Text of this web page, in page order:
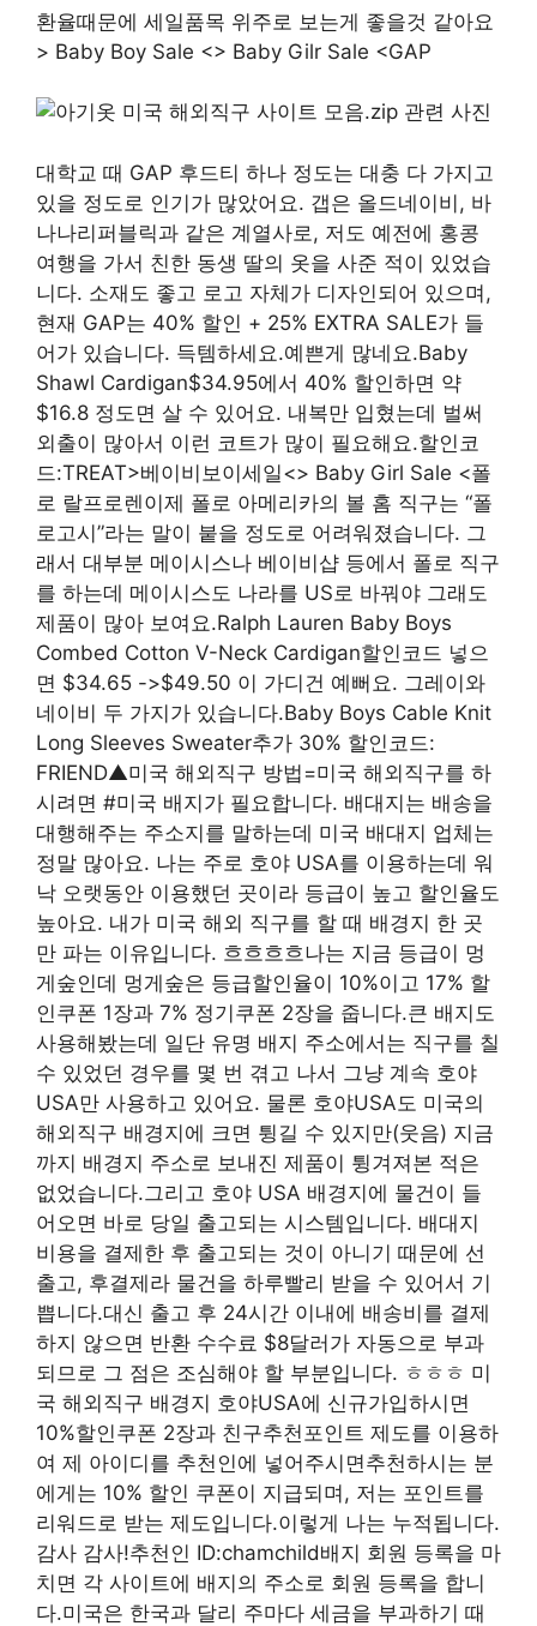
환율때문에 세일품목 위주로 보는게 좋을것 같아요
> Baby Boy Sale <> Baby Gilr Sale <GAP
대학교 때 GAP 후드티 하나 정도는 대충 다 가지고
있을 정도로 인기가 많았어요. 갭은 올드네이비, 바
나나리퍼블릭과 같은 계열사로, 저도 예전에 홍콩
여행을 가서 친한 동생 딸의 옷을 사준 적이 있었습
니다. 소재도 좋고 로고 자체가 디자인되어 있으며,
현재 GAP는 40% 할인 + 25% EXTRA SALE가 들
어가 있습니다. 득템하세요.예쁜게 많네요.Baby
Shawl Cardigan$34.95에서 40% 할인하면 약
$16.8 정도면 살 수 있어요. 내복만 입혔는데 벌써
외출이 많아서 이런 코트가 많이 필요해요.할인코
드:TREAT>베이비보이세일<> Baby Girl Sale <폴
로 랄프로렌이제 폴로 아메리카의 볼 홈 직구는 “폴
로고시”라는 말이 붙을 정도로 어려워졌습니다. 그
래서 대부분 메이시스나 베이비샵 등에서 폴로 직구
를 하는데 메이시스도 나라를 US로 바꿔야 그래도
제품이 많아 보여요.Ralph Lauren Baby Boys
Combed Cotton V-Neck Cardigan할인코드 넣으
면 $34.65 ->$49.50 이 가디건 예뻐요. 그레이와
네이비 두 가지가 있습니다.Baby Boys Cable Knit
Long Sleeves Sweater추가 30% 할인코드:
FRIEND▲미국 해외직구 방법=미국 해외직구를 하
시려면 #미국 배지가 필요합니다. 배대지는 배송을
대행해주는 주소지를 말하는데 미국 배대지 업체는
정말 많아요. 나는 주로 호야 USA를 이용하는데 워
낙 오랫동안 이용했던 곳이라 등급이 높고 할인율도
높아요. 내가 미국 해외 직구를 할 때 배경지 한 곳
만 파는 이유입니다. 흐흐흐흐나는 지금 등급이 멍
게숲인데 멍게숲은 등급할인율이 10%이고 17% 할
인쿠폰 1장과 7% 정기쿠폰 2장을 줍니다.큰 배지도
사용해봤는데 일단 유명 배지 주소에서는 직구를 칠
수 있었던 경우를 몇 번 겪고 나서 그냥 계속 호야
USA만 사용하고 있어요. 물론 호야USA도 미국의
해외직구 배경지에 크면 튕길 수 있지만(웃음) 지금
까지 배경지 주소로 보내진 제품이 튕겨져본 적은
없었습니다.그리고 호야 USA 배경지에 물건이 들
어오면 바로 당일 출고되는 시스템입니다. 배대지
비용을 결제한 후 출고되는 것이 아니기 때문에 선
출고, 후결제라 물건을 하루빨리 받을 수 있어서 기
쁩니다.대신 출고 후 24시간 이내에 배송비를 결제
하지 않으면 반환 수수료 $8달러가 자동으로 부과
되므로 그 점은 조심해야 할 부분입니다. ㅎㅎㅎ 미
국 해외직구 배경지 호야USA에 신규가입하시면
10%할인쿠폰 2장과 친구추천포인트 제도를 이용하
여 제 아이디를 추천인에 넣어주시면추천하시는 분
에게는 10% 할인 쿠폰이 지급되며, 저는 포인트를
리워드로 받는 제도입니다.이렇게 나는 누적됩니다.
감사 감사!추천인 ID:chamchild배지 회원 등록을 마
치면 각 사이트에 배지의 주소로 회원 등록을 합니
다.미국은 한국과 달리 주마다 세금을 부과하기 때